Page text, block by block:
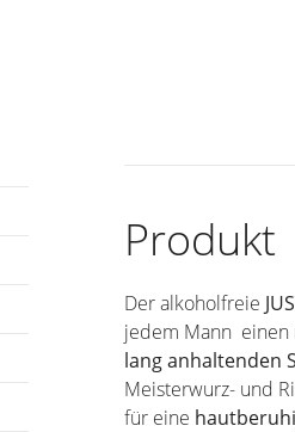
Produkt
Der alkoholfreie
jedem Mann einen
lang anhaltenden
Meisterwurz- und
für eine